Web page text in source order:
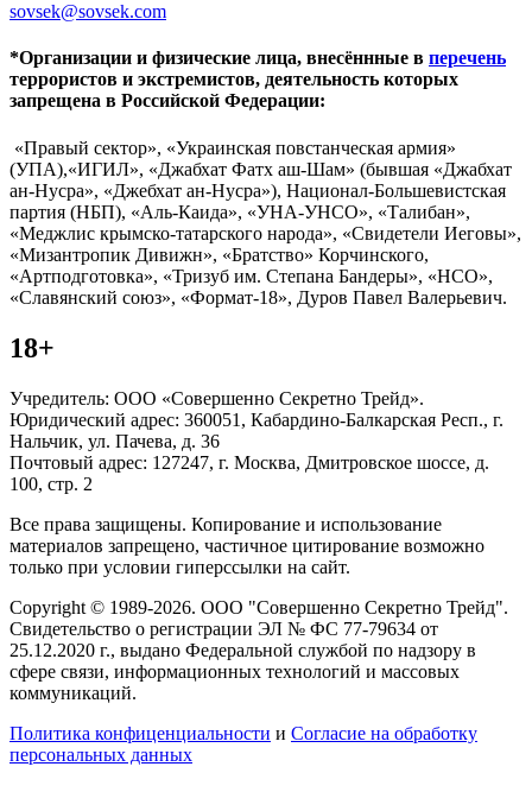
sovsek@sovsek.com
*Организации и физические лица, внесённные в перечень
террористов и экстремистов, деятельность которых
запрещена в Российской Федерации:
«Правый сектор», «Украинская повстанческая армия»
(УПА),«ИГИЛ», «Джабхат Фатх аш-Шам» (бывшая «Джабхат
ан-Нусра», «Джебхат ан-Нусра»), Национал-Большевистская
партия (НБП), «Аль-Каида», «УНА-УНСО», «Талибан»,
«Меджлис крымско-татарского народа», «Свидетели Иеговы»,
«Мизантропик Дивижн», «Братство» Корчинского,
«Артподготовка», «Тризуб им. Степана Бандеры», «НСО»,
«Славянский союз», «Формат-18», Дуров Павел Валерьевич.
18+
Учредитель: ООО «Совершенно Секретно Трейд».
Юридический адрес: 360051, Кабардино-Балкарская Респ., г.
Нальчик, ул. Пачева, д. 36
Почтовый адрес: 127247, г. Москва, Дмитровское шоссе, д.
100, стр. 2
Все права защищены. Копирование и использование
материалов запрещено, частичное цитирование возможно
только при условии гиперссылки на сайт.
Copyright © 1989-2026. ООО "Совершенно Секретно Трейд".
Свидетельство о регистрации ЭЛ № ФС 77-79634 от
25.12.2020 г., выдано Федеральной службой по надзору в
сфере связи, информационных технологий и массовых
коммуникаций.
Политика конфиценциальности и Согласие на обработку
персональных данных